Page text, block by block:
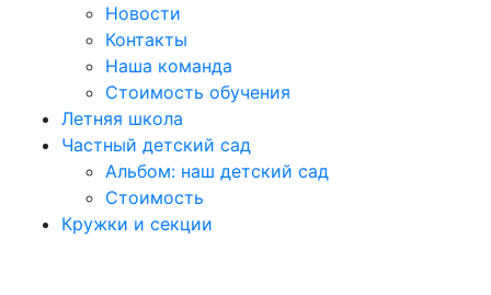
Новости
Контакты
Наша команда
Стоимость обучения
Летняя школа
Частный детский сад
Альбом: наш детский сад
Стоимость
Кружки и секции